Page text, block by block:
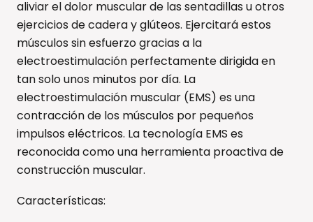
aliviar el dolor muscular de las sentadillas u otros
ejercicios de cadera y glúteos. Ejercitará estos
músculos sin esfuerzo gracias a la
electroestimulación perfectamente dirigida en
tan solo unos minutos por día. La
electroestimulación muscular (EMS) es una
contracción de los músculos por pequeños
impulsos eléctricos. La tecnología EMS es
reconocida como una herramienta proactiva de
construcción muscular.
Características: